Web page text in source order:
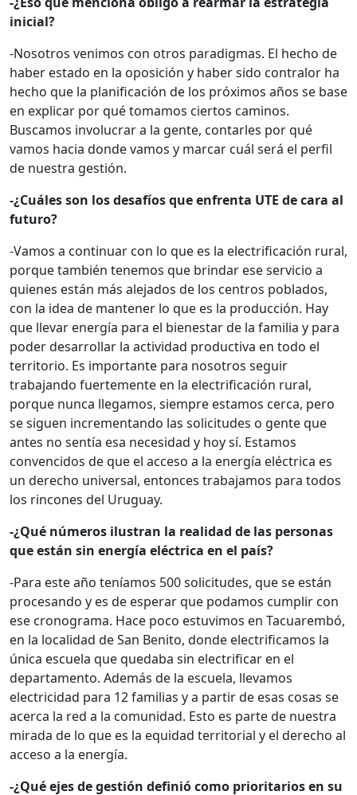
inicial?
-Nosotros venimos con otros paradigmas. El hecho de
haber estado en la oposición y haber sido contralor ha
hecho que la planificación de los próximos años se base
en explicar por qué tomamos ciertos caminos.
Buscamos involucrar a la gente, contarles por qué
vamos hacia donde vamos y marcar cuál será el perfil
de nuestra gestión.
-¿Cuáles son los desafíos que enfrenta UTE de cara al
futuro?
-Vamos a continuar con lo que es la electrificación rural,
porque también tenemos que brindar ese servicio a
quienes están más alejados de los centros poblados,
con la idea de mantener lo que es la producción. Hay
que llevar energía para el bienestar de la familia y para
poder desarrollar la actividad productiva en todo el
territorio. Es importante para nosotros seguir
trabajando fuertemente en la electrificación rural,
porque nunca llegamos, siempre estamos cerca, pero
se siguen incrementando las solicitudes o gente que
antes no sentía esa necesidad y hoy sí. Estamos
convencidos de que el acceso a la energía eléctrica es
un derecho universal, entonces trabajamos para todos
los rincones del Uruguay.
-¿Qué números ilustran la realidad de las personas
que están sin energía eléctrica en el país?
-Para este año teníamos 500 solicitudes, que se están
procesando y es de esperar que podamos cumplir con
ese cronograma. Hace poco estuvimos en Tacuarembó,
en la localidad de San Benito, donde electrificamos la
única escuela que quedaba sin electrificar en el
departamento. Además de la escuela, llevamos
electricidad para 12 familias y a partir de esas cosas se
acerca la red a la comunidad. Esto es parte de nuestra
mirada de lo que es la equidad territorial y el derecho al
acceso a la energía.
-¿Qué ejes de gestión definió como prioritarios en su